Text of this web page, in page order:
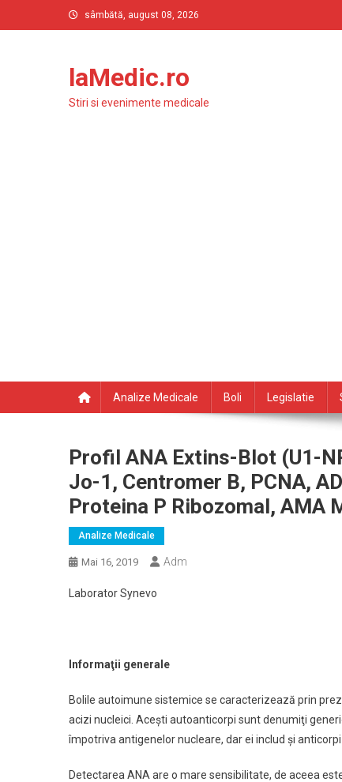
to
sâmbătă, august 08, 2026
laMedic.ro
Stiri si evenimente medicale
Analize Medicale Boli Legislatie
Profil ANA Extins-Blot (U1-
Jo-1, Centromer B, PCNA,
Proteina P Ribozomal, AMA
Analize Medicale
Mai 16, 2019 Adm
Laborator Synevo
Informaţii generale
Bolile autoimune sistemice se caracterizează prin
acizi nucleici. Aceşti autoanticorpi sunt denumiţi
împotriva antigenelor nucleare, dar ei includ şi
Detectarea ANA are o mare sensibilitate, de aceea